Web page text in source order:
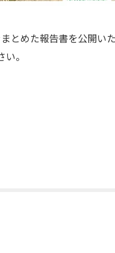
とめた報告書を公開い
。